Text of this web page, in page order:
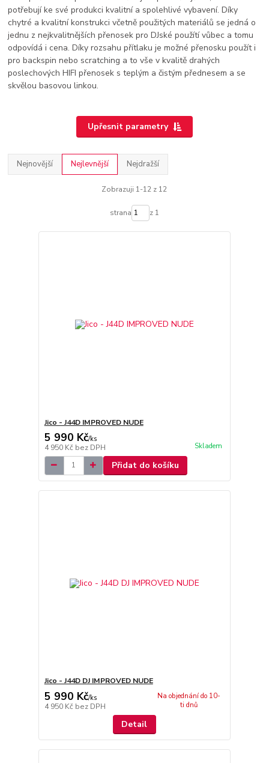
potřebují ke své produkci kvalitní a spolehlivé vybavení. Díky
chytré a kvalitní konstrukci včetně použitých materiálů se jedná o
jednu z nejkvalitnějších přenosek pro DJské použítí vůbec a tomu
odpovídá i cena. Díky rozsahu přítlaku je možné přenosku použít i
pro backspin nebo scratching a to vše v kvalitě drahých
poslechových HIFI přenosek s teplým a čistým přednesem a se
skvělou basovou linkou.
Upřesnit parametry
Nejnovější Nejlevnější Nejdražší
Zobrazuji 1-12 z 12
strana z 1
Jico - J44D IMPROVED NUDE
5 990 Kč/ks
4 950 Kč bez DPH Skladem
Přidat do košíku
Jico - J44D DJ IMPROVED NUDE
5 990 Kč/ks
4 950 Kč bez DPH
Na objednání do 10-
ti dnů
Detail